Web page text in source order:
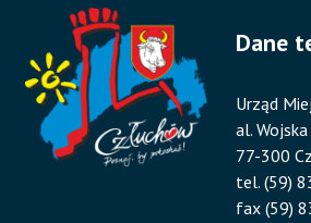
Dane
Urząd
al.
77-300
tel. (59)
fax (59)